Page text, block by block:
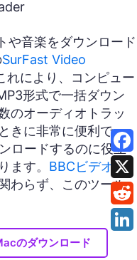
や音楽をダウンロード
SurFast Video
れにより、コンピュー
形式で一括ダウン
のオーディオトラッ
きに非常に便利で
ロードするのに役立
ます。 BBCビデオを
わらず、このツール
のダウンロード